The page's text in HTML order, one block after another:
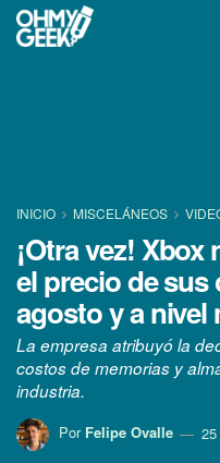
INICIO MISCELÁNEOS
¡Otra vez!
el precio de
agosto y a nivel
La empresa atribuyó la
costos de memorias y
industria.
Por Felipe Ovalle